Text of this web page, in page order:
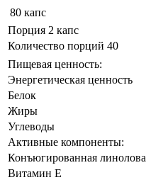
80 капс
Порция 2 капс
Количество порций 40
Пищевая ценность:
Энергетическая ценность
Белок
Жиры
Углеводы
Активные компоненты:
Конъюгированная
Витамин E